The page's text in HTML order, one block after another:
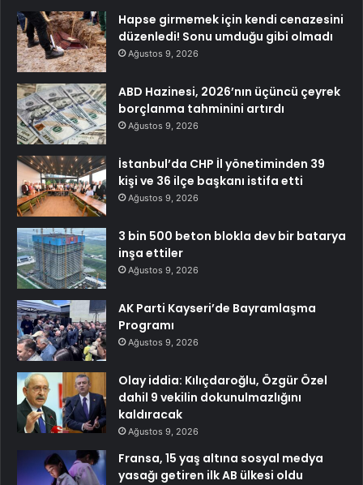
Hapse girmemek için kendi cenazesini
düzenledi! Sonu umduğu gibi olmadı
Ağustos 9, 2026
ABD Hazinesi, 2026’nın üçüncü çeyrek
borçlanma tahminini artırdı
Ağustos 9, 2026
İstanbul’da CHP İl yönetiminden 39
kişi ve 36 ilçe başkanı istifa etti
Ağustos 9, 2026
3 bin 500 beton blokla dev bir batarya
inşa ettiler
Ağustos 9, 2026
AK Parti Kayseri’de Bayramlaşma
Programı
Ağustos 9, 2026
Olay iddia: Kılıçdaroğlu, Özgür Özel
dahil 9 vekilin dokunulmazlığını
kaldıracak
Ağustos 9, 2026
Fransa, 15 yaş altına sosyal medya
yasağı getiren ilk AB ülkesi oldu